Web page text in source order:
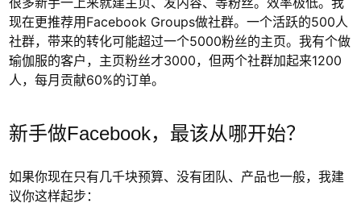
现在更推荐用Facebook Groups做社群。一个活跃的500人
社群，带来的转化可能超过一个5000粉丝的主页。我有个做
瑜伽服的客户，主页粉丝才3000，但两个社群加起来1200
人，每月贡献60%的订单。
新手做Facebook，最该从哪开始？
如果你现在只有几千块预算、没有团队、产品也一般，我建
议你这样起步：